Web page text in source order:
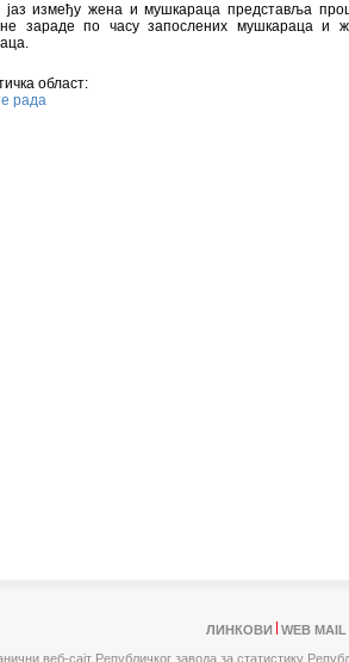
јаз између жена и мушкараца представља
зараде по часу запослених мушкараца и
област:
рада
ЛИНКОВИ
WEB MAIL
веб-сајт Републичког завода за статистику